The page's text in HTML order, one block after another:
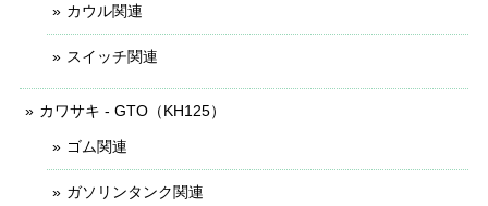
カウル関連
スイッチ関連
カワサキ - GTO（KH125）
ゴム関連
ガソリンタンク関連